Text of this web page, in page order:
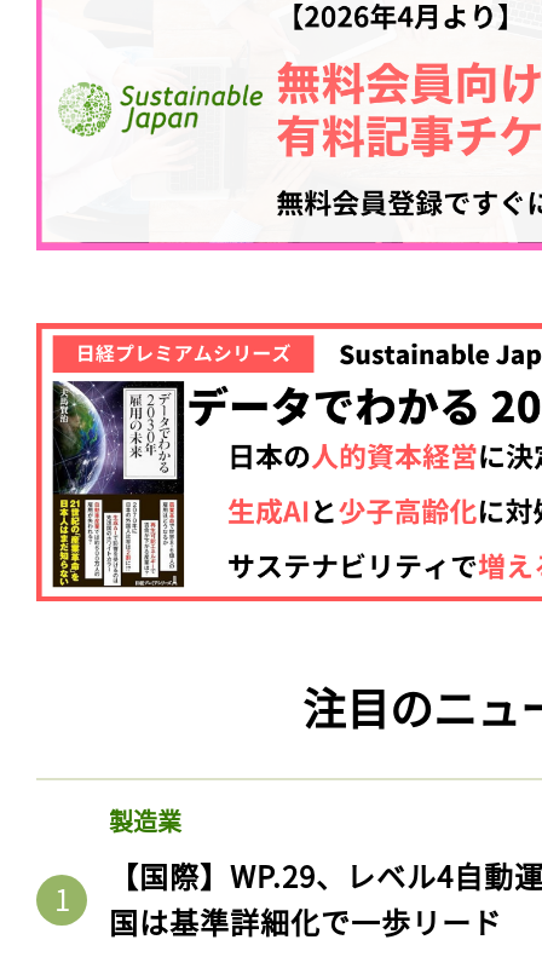
注目のニュ
製造業
【国際】WP.29、レベル4自動
国は基準詳細化で一歩リード